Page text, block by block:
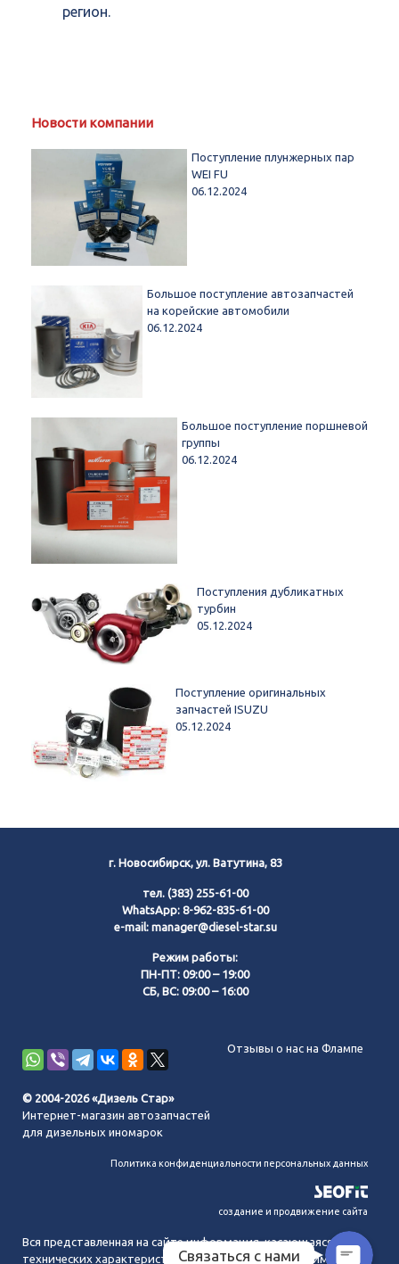
регион.
Новости компании
Поступление плунжерных пар
WEI FU
06.12.2024
Большое поступление автозапчастей
на корейские автомобили
06.12.2024
Большое поступление поршневой
группы
06.12.2024
Поступления дубликатных
турбин
05.12.2024
Поступление оригинальных
запчастей ISUZU
05.12.2024
г. Новосибирск, ул. Ватутина, 83
тел. (383) 255-61-00
WhatsApp: 8-962-835-61-00
e-mail: manager@diesel-star.su
Режим работы:
ПН-ПТ: 09:00 – 19:00
СБ, ВС: 09:00 – 16:00
Отзывы о нас на Флампе
© 2004-2026 «Дизель Стар»
Интернет-магазин автозапчастей
для дизельных иномарок
Политика конфиденциальности персональных данных
создание и продвижение сайта
Вся представленная на сайте информация, касающаяся
технических характеристик, наличия на складе, стоимости
Связаться с нами